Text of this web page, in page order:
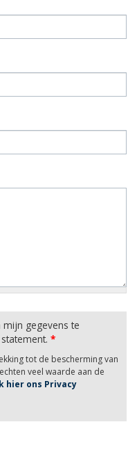
gegevens te
*
tot de bescherming van
veel waarde aan de
hier ons Privacy